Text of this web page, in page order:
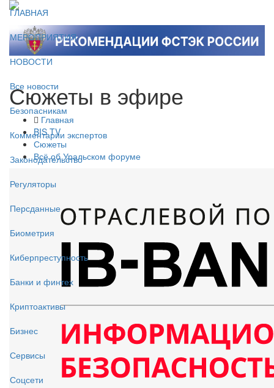
ГЛАВНАЯ
МЕРОПРИЯТИЯ
НОВОСТИ
Все новости
Безопасникам
Комментарии экспертов
Законодательство
Регуляторы
Персданные
Биометрия
Киберпреступность
Банки и финтех
Криптоактивы
Бизнес
Сервисы
Соцсети
Сюжеты в эфире
Главная
BIS TV
Сюжеты
Всё об Уральском форуме